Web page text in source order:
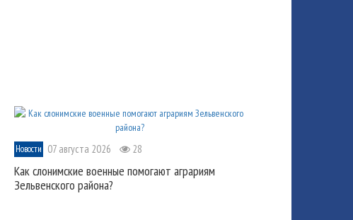
Новости 07 августа 2026 28
Как слонимские военные помогают аграриям
Зельвенского района?